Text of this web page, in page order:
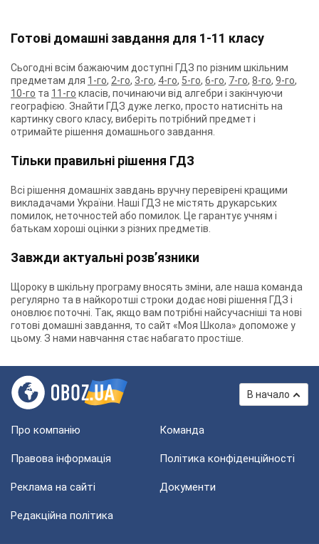
Готові домашні завдання для 1-11 класу
Сьогодні всім бажаючим доступні ГДЗ по різним шкільним
предметам для 1-го, 2-го, 3-го, 4-го, 5-го, 6-го, 7-го, 8-го, 9-го,
10-го та 11-го класів, починаючи від алгебри і закінчуючи
географією. Знайти ГДЗ дуже легко, просто натисніть на
картинку свого класу, виберіть потрібний предмет і
отримайте рішення домашнього завдання.
Тільки правильні рішення ГДЗ
Всі рішення домашніх завдань вручну перевірені кращими
викладачами України. Наші ГДЗ не містять друкарських
помилок, неточностей або помилок. Це гарантує учням і
батькам хороші оцінки з різних предметів.
Завжди актуальні розв’язники
Щороку в шкільну програму вносять зміни, але наша команда
регулярно та в найкоротші строки додає нові рішення ГДЗ і
оновлює поточні. Так, якщо вам потрібні найсучасніші та нові
готові домашні завдання, то сайт «Моя Школа» допоможе у
цьому. З нами навчання стає набагато простіше.
В начало
Про компанію Команда
Правова інформація Політика конфіденційності
Реклама на сайті Документи
Редакційна політика